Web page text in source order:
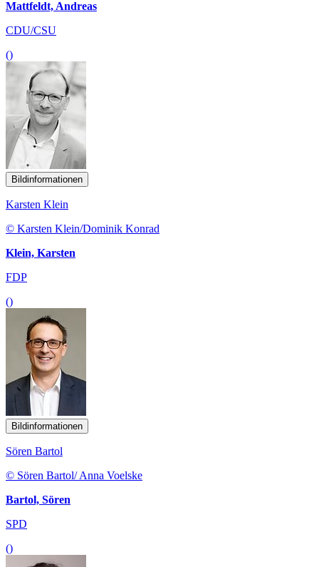
Mattfeldt, Andreas
CDU/CSU
()
Bildinformationen
Karsten Klein
© Karsten Klein/Dominik Konrad
Klein, Karsten
FDP
()
Bildinformationen
Sören Bartol
© Sören Bartol/ Anna Voelske
Bartol, Sören
SPD
()